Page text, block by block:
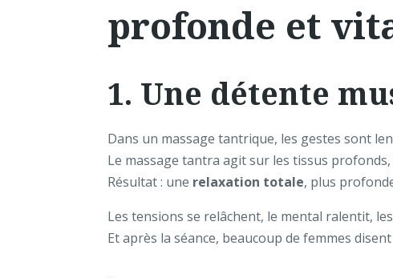
profonde et
1. Une détente
Dans un massage tantrique, les gestes sont
Le massage tantra agit sur les tissus
Résultat : une relaxation totale, plus
Les tensions se relâchent, le mental ralentit,
Et après la séance, beaucoup de femmes